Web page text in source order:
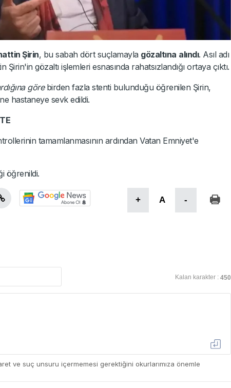
Şirin, bu sabah dört suçlamayla gözaltına alındı. Asıl adı
Şirin'in gözaltı işlemleri esnasında rahatsızlandığı ortaya çıktı.
göre birden fazla stenti bulunduğu öğrenilen Şirin,
hastaneye sevk edildi.
tamamlanmasının ardından Vatan Emniyet'e
öğrenildi.
+ A -
Kalan karakter : 450
ve suç unsuru içermemesi gerektiğini okurlarımıza önemle